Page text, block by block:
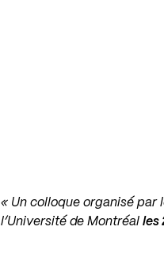
« Un colloque organisé par
l’Université de Montréalles